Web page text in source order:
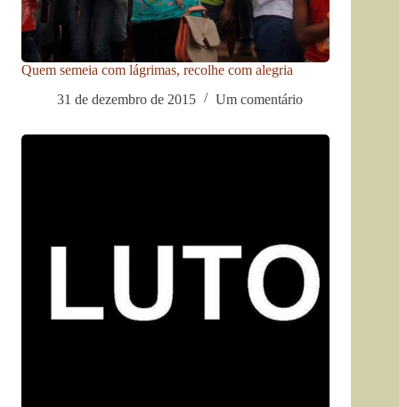
Quem semeia com lágrimas, recolhe com alegria
31 de dezembro de 2015
Um comentário